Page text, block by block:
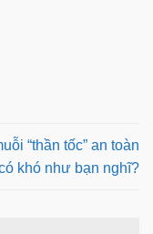
“thần tốc” an toàn
khó như bạn nghĩ?